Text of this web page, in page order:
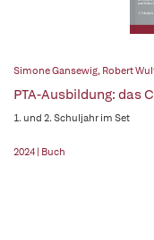
Simone Gansewig, Robert
PTA-Ausbildung: das
1. und 2. Schuljahr im Set
2024 | Buch